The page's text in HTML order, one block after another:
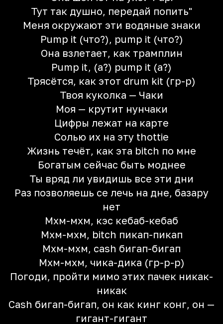
Тут так душно, передай попить"
Меня окружают эти водяные знаки
Pump it (что?), pump it (что?)
Она взлетает, как трамплин
Pump it, (а?) pump it (а?)
Трясётся, как этот drum kit (гр-р)
Твоя куколка — Чаки
Моя — крутит нунчаки
Цифры лежат на карте
Солью их на эту thottie
Жизнь течёт, как эта bitch по мне
Богатым сейчас быть моднее
Ты вряд ли увидишь все эти дни
Раз позволяешь се лечь на дне, базару
нет
Мхм-мхм, кэс кебаб-кебаб
Мхм-мхм, bitch пикап-пикап
Мхм-мхм, cash бигап-бигап
Мхм-мхм, чика-дика (гр-р-р)
Погоди, пройти мимо этих пачек никак-
никак
Cash бигап-бигап, он как кинг конг, он —
гигант-гигант